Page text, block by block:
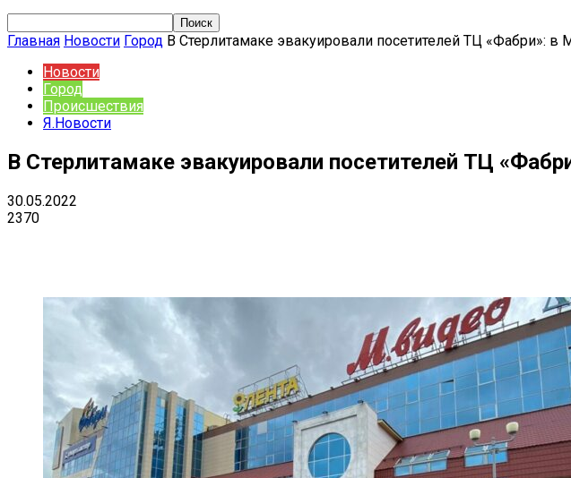
Главная Новости Город В Стерлитамаке эвакуировали посетителей ТЦ «Фабри»:
Новости
Город
Происшествия
Я.Новости
В Стерлитамаке эвакуировали посетителей ТЦ
30.05.2022
2370